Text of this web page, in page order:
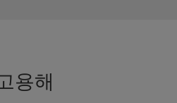
용해